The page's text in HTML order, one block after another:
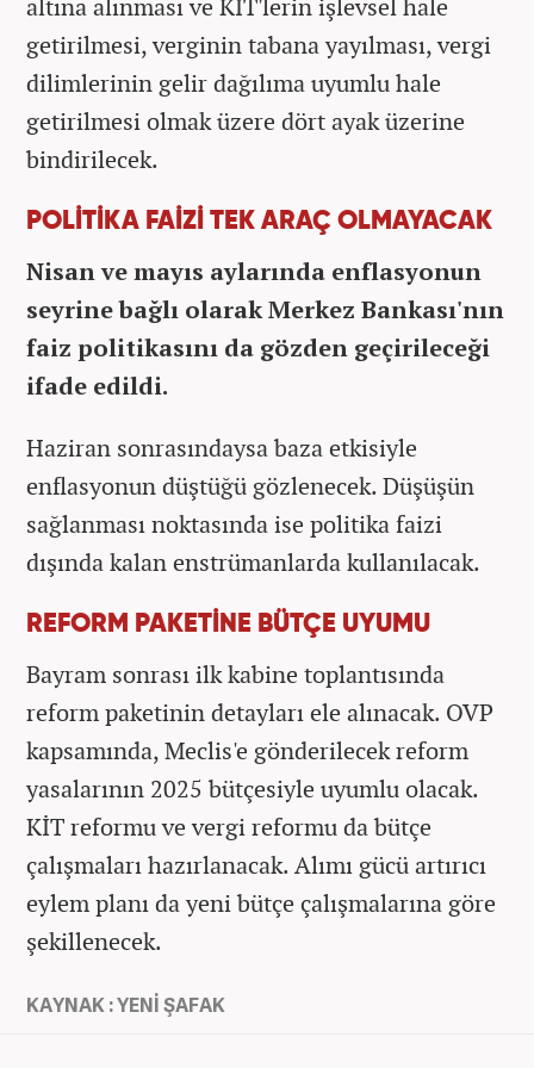
getirilmesi, verginin tabana yayılması, vergi
dilimlerinin gelir dağılıma uyumlu hale
getirilmesi olmak üzere dört ayak üzerine
bindirilecek.
POLİTİKA FAİZİ TEK ARAÇ OLMAYACAK
Nisan ve mayıs aylarında enflasyonun
seyrine bağlı olarak Merkez Bankası'nın
faiz politikasını da gözden geçirileceği
ifade edildi.
Haziran sonrasındaysa baza etkisiyle
enflasyonun düştüğü gözlenecek. Düşüşün
sağlanması noktasında ise politika faizi
dışında kalan enstrümanlarda kullanılacak.
REFORM PAKETİNE BÜTÇE UYUMU
Bayram sonrası ilk kabine toplantısında
reform paketinin detayları ele alınacak. OVP
kapsamında, Meclis'e gönderilecek reform
yasalarının 2025 bütçesiyle uyumlu olacak.
KİT reformu ve vergi reformu da bütçe
çalışmaları hazırlanacak. Alımı gücü artırıcı
eylem planı da yeni bütçe çalışmalarına göre
şekillenecek.
KAYNAK : YENİ ŞAFAK